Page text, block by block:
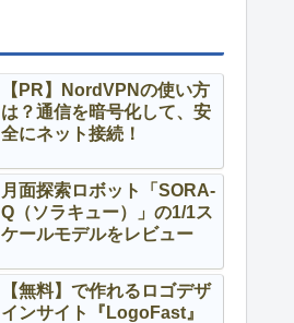
【PR】NordVPNの使い方
は？通信を暗号化して、安
全にネット接続！
月面探索ロボット「SORA-
Q（ソラキュー）」の1/1ス
ケールモデルをレビュー
【無料】で作れるロゴデザ
インサイト『LogoFast』